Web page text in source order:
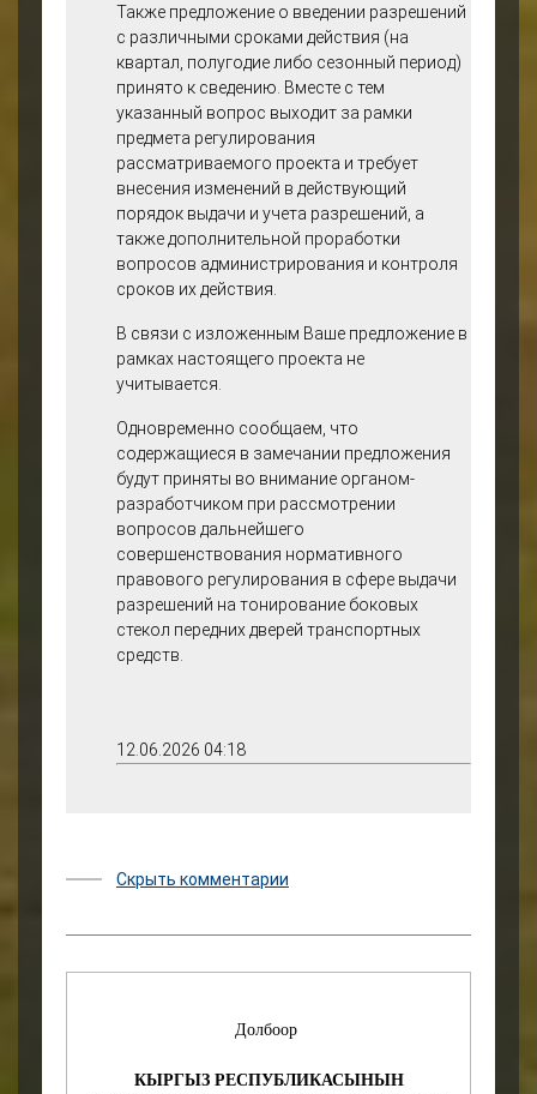
исключением
электромобилей,
предлагается установить
- 350 расчетных
показателей – для
физических лиц-
резидентов;
- 550 расчетных
показателей – для
юридических лиц;
показателей – для
нерезидентов.
легальное оформление
разрешений на
тонирование, снизить
административную
нагрузку, а также
обеспечить увеличение
поступлений платежей
в установленном порядке.
правозащитных,
Принятие данного проекта
экономических, правовых,
последствий.
Информация о
Также предложение о введении разрешений
с различными сроками действия (на
квартал, полугодие либо сезонный период)
принято к сведению. Вместе с тем
указанный вопрос выходит за рамки
предмета регулирования
рассматриваемого проекта и требует
внесения изменений в действующий
порядок выдачи и учета разрешений, а
также дополнительной проработки
вопросов администрирования и контроля
сроков их действия.
В связи с изложенным Ваше предложение в
рамках настоящего проекта не
учитывается.
Одновременно сообщаем, что
содержащиеся в замечании предложения
будут приняты во внимание органом-
разработчиком при рассмотрении
вопросов дальнейшего
совершенствования нормативного
правового регулирования в сфере выдачи
разрешений на тонирование боковых
стекол передних дверей транспортных
средств.
12.06.2026 04:18
Скрыть комментарии
Долбоор
КЫРГЫЗ РЕСПУБЛИКАСЫНЫН